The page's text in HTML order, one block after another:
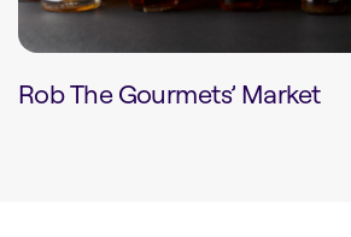
Rob The Gourmets’ Market